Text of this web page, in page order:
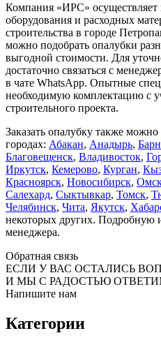
Компания «ИРС» осуществляет
оборудования и расходных
строительства в городе
можно подобрать опалубки
выгодной стоимости. Для
достаточно связаться с
в чате WhatsApp. Опытные
необходимую комплектацию с
строительного проекта.
Заказать опалубку также
городах: Абакан, Анадырь,
Благовещенск, Владивосток,
Иркутск, Кемерово, Курган,
Красноярск, Новосибирск,
Салехард, Сыктывкар, Томск,
Челябинск, Чита, Якутск,
некоторых других. Подробную
менеджера.
Обратная связь
ЕСЛИ У ВАС ОСТАЛИСЬ
И МЫ С РАДОСТЬЮ
Напишите нам
Категории